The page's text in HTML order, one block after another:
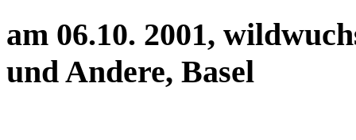
am 06.10. 2001,
und Andere, Basel